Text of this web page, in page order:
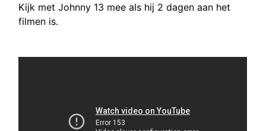
Kijk met Johnny 13 mee als hij 2 dagen aan het
filmen is.